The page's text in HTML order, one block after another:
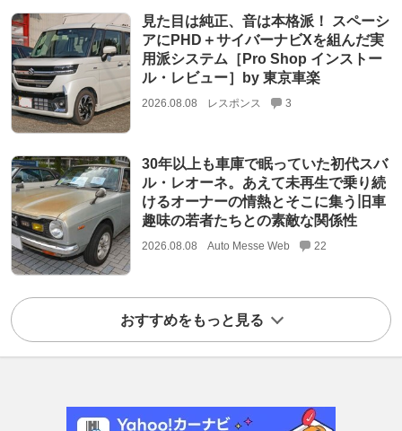
見た目は純正、音は本格派！ スペーシ
アにPHD＋サイバーナビXを組んだ実
用派システム［Pro Shop インストー
ル・レビュー］by 東京車楽
2026.08.08 レスポンス 3
30年以上も車庫で眠っていた初代スバ
ル・レオーネ。あえて未再生で乗り続
けるオーナーの情熱とそこに集う旧車
趣味の若者たちとの素敵な関係性
2026.08.08 Auto Messe Web 22
おすすめをもっと見る